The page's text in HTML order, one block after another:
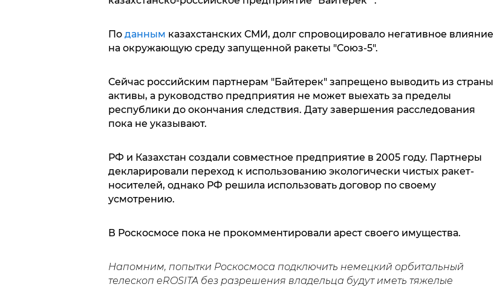
По данным казахстанских СМИ, долг спровоцировало негативное влияние
на окружающую среду запущенной ракеты "Союз-5".
Сейчас российским партнерам "Байтерек" запрещено выводить из страны
активы, а руководство предприятия не может выехать за пределы
республики до окончания следствия. Дату завершения расследования
пока не указывают.
РФ и Казахстан создали совместное предприятие в 2005 году. Партнеры
декларировали переход к использованию экологически чистых ракет-
носителей, однако РФ решила использовать договор по своему
усмотрению.
В Роскосмосе пока не прокомментировали арест своего имущества.
Напомним, попытки Роскосмоса подключить немецкий орбитальный
телескоп eROSITA без разрешения владельца будут иметь тяжелые